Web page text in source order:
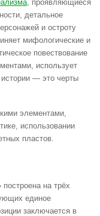
, проявляющиеся
детальное
и остроту
мифологические и
повествование
использует
— это черты
элементами,
использовании
пластов.
на трёх
единое
заключается в